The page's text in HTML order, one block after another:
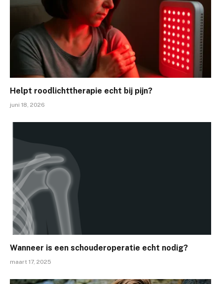
Helpt roodlichttherapie echt bij pijn?
juni 18, 2026
Wanneer is een schouderoperatie echt nodig?
maart 17, 2025